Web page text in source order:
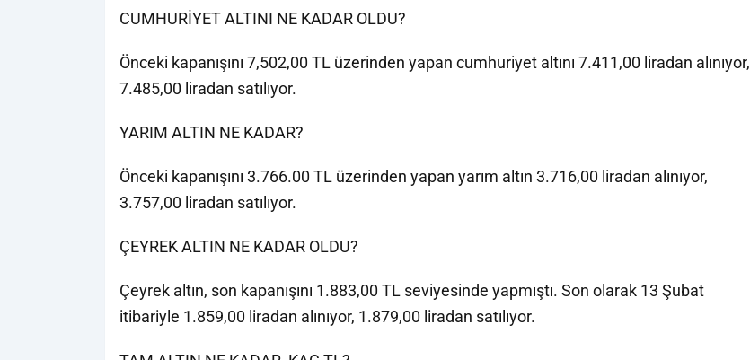
CUMHURİYET ALTINI NE KADAR OLDU?
Önceki kapanışını 7,502,00 TL üzerinden yapan cumhuriyet altını 7.411,00 liradan alınıyor,
7.485,00 liradan satılıyor.
YARIM ALTIN NE KADAR?
Önceki kapanışını 3.766.00 TL üzerinden yapan yarım altın 3.716,00 liradan alınıyor,
3.757,00 liradan satılıyor.
ÇEYREK ALTIN NE KADAR OLDU?
Çeyrek altın, son kapanışını 1.883,00 TL seviyesinde yapmıştı. Son olarak 13 Şubat
itibariyle 1.859,00 liradan alınıyor, 1.879,00 liradan satılıyor.